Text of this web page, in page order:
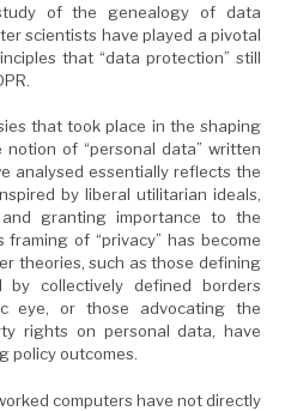
of the genealogy of data
scientists have played a pivotal
that “data protection” still
that took place in the shaping
of “personal data” written
analysed essentially reflects the
by liberal utilitarian ideals,
granting importance to the
framing of “privacy” has become
theories, such as those defining
by collectively defined borders
eye, or those advocating the
rights on personal data, have
policy outcomes.
computers have not directly